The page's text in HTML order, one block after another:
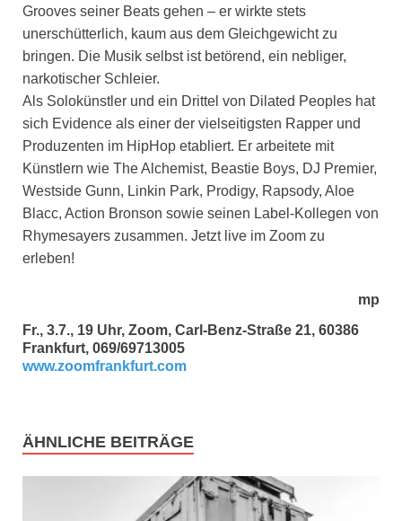
Grooves seiner Beats gehen – er wirkte stets
unerschütterlich, kaum aus dem Gleichgewicht zu
bringen. Die Musik selbst ist betörend, ein nebliger,
narkotischer Schleier.
Als Solokünstler und ein Drittel von Dilated Peoples hat
sich Evidence als einer der vielseitigsten Rapper und
Produzenten im HipHop etabliert. Er arbeitete mit
Künstlern wie The Alchemist, Beastie Boys, DJ Premier,
Westside Gunn, Linkin Park, Prodigy, Rapsody, Aloe
Blacc, Action Bronson sowie seinen Label-Kollegen von
Rhymesayers zusammen. Jetzt live im Zoom zu
erleben!
mp
Fr., 3.7., 19 Uhr, Zoom, Carl-Benz-Straße 21, 60386
Frankfurt, 069/69713005
www.zoomfrankfurt.com
ÄHNLICHE BEITRÄGE